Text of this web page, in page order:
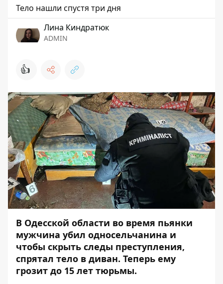
Тело нашли спустя три дня
Лина Киндратюк
ADMIN
👍
В Одесской области во время пьянки
мужчина убил односельчанина и
чтобы скрыть следы преступления,
спрятал тело в диван. Теперь ему
грозит до 15 лет тюрьмы.